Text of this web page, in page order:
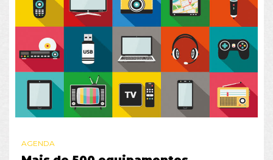
AGENDA